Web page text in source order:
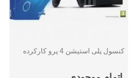
کنسول پلی استیشن 4 پرو کارکرده